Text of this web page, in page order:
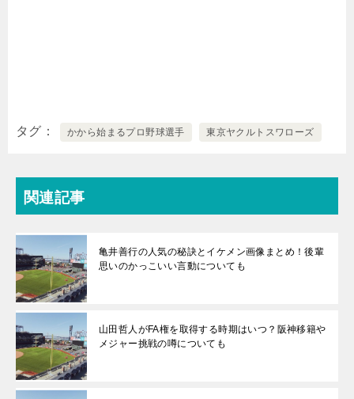
タグ かから始まるプロ野球選手 東京ヤクルトスワローズ
関連記事
亀井善行の人気の秘訣とイケメン画像まとめ！後輩
思いのかっこいい言動についても
山田哲人がFA権を取得する時期はいつ？阪神移籍や
メジャー挑戦の噂についても